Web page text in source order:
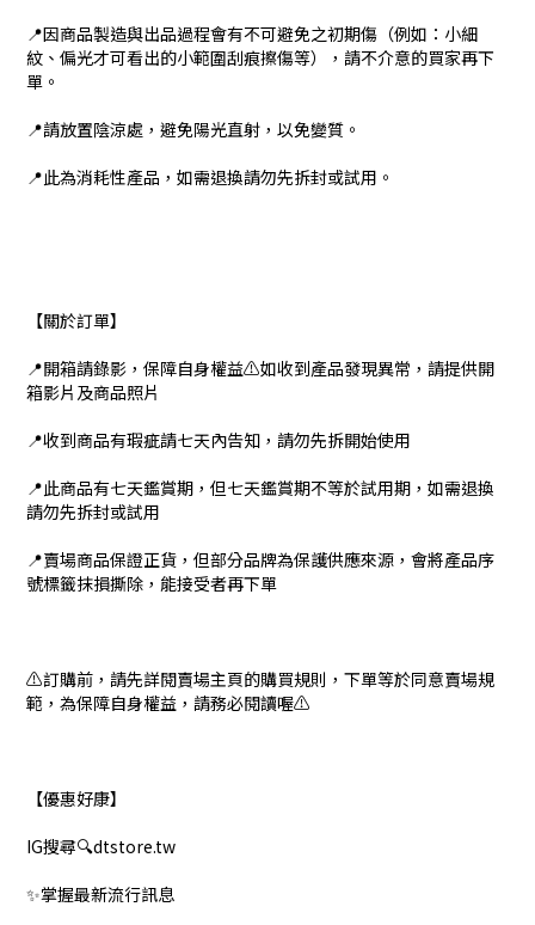
📍因商品製造與出品過程會有不可避免之初期傷（例如：小細
紋、偏光才可看出的小範圍刮痕擦傷等），請不介意的買家再下
單。
📍請放置陰涼處，避免陽光直射，以免變質。
📍此為消耗性產品，如需退換請勿先拆封或試用。
【關於訂單】
📍開箱請錄影，保障自身權益⚠️如收到產品發現異常，請提供開
箱影片及商品照片
📍收到商品有瑕疵請七天內告知，請勿先拆開始使用
📍此商品有七天鑑賞期，但七天鑑賞期不等於試用期，如需退換
請勿先拆封或試用
📍賣場商品保證正貨，但部分品牌為保護供應來源，會將產品序
號標籤抹損撕除，能接受者再下單
⚠️訂購前，請先詳閱賣場主頁的購買規則，下單等於同意賣場規
範，為保障自身權益，請務必閱讀喔⚠️
【優惠好康】
IG搜尋🔍dtstore.tw
✨掌握最新流行訊息